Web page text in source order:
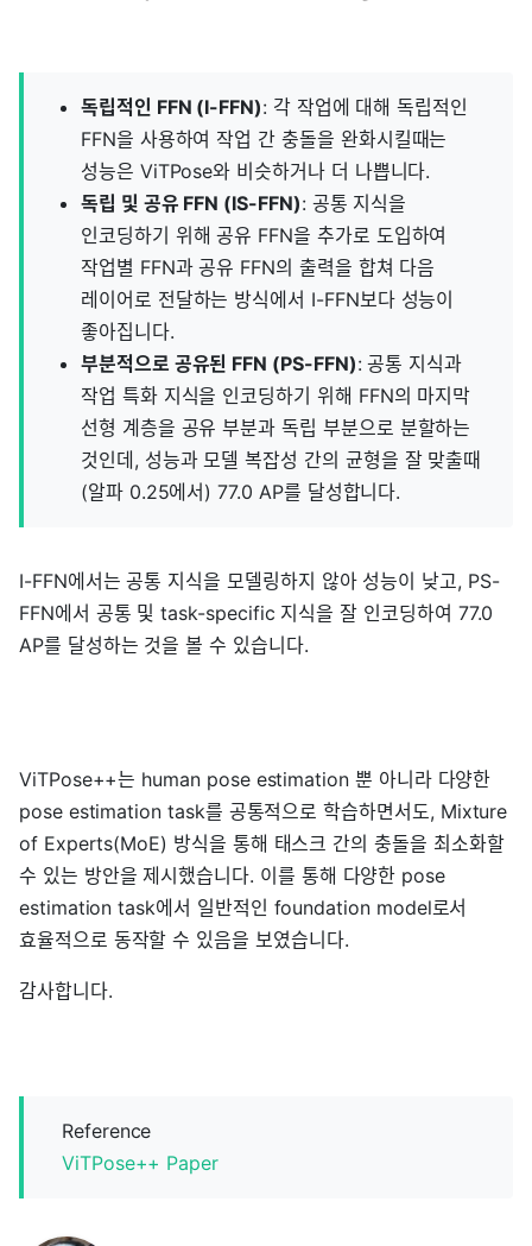
독립적인 FFN (I-FFN): 각 작업에 대해 독립적인
FFN을 사용하여 작업 간 충돌을 완화시킬때는
성능은 ViTPose와 비슷하거나 더 나쁩니다.
독립 및 공유 FFN (IS-FFN): 공통 지식을
인코딩하기 위해 공유 FFN을 추가로 도입하여
작업별 FFN과 공유 FFN의 출력을 합쳐 다음
레이어로 전달하는 방식에서 I-FFN보다 성능이
좋아집니다.
부분적으로 공유된 FFN (PS-FFN): 공통 지식과
작업 특화 지식을 인코딩하기 위해 FFN의 마지막
선형 계층을 공유 부분과 독립 부분으로 분할하는
것인데, 성능과 모델 복잡성 간의 균형을 잘 맞출때
(알파 0.25에서) 77.0 AP를 달성합니다.
I-FFN에서는 공통 지식을 모델링하지 않아 성능이 낮고, PS-
FFN에서 공통 및 task-specific 지식을 잘 인코딩하여 77.0
AP를 달성하는 것을 볼 수 있습니다.
ViTPose++는 human pose estimation 뿐 아니라 다양한
pose estimation task를 공통적으로 학습하면서도, Mixture
of Experts(MoE) 방식을 통해 태스크 간의 충돌을 최소화할
수 있는 방안을 제시했습니다. 이를 통해 다양한 pose
estimation task에서 일반적인 foundation model로서
효율적으로 동작할 수 있음을 보였습니다.
감사합니다.
Reference
ViTPose++ Paper